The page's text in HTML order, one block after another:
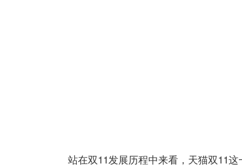
站在双11发展历程中来看，天猫双11